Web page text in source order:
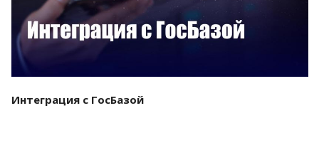
Интеграция с ГосБазой